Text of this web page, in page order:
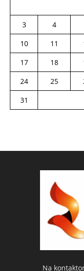
3
4
10
11
17
18
24
25
31
Na